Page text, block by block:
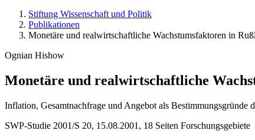
Stiftung Wissenschaft und Politik
Publikationen
Monetäre und realwirtschaftliche Wachstumsfaktoren in
Ognian Hishow
Monetäre und realwirtschaftliche
Inflation, Gesamtnachfrage und Angebot als Bestimmungsgründe
SWP-Studie 2001/S 20, 15.08.2001, 18 Seiten Forschungsgebiete